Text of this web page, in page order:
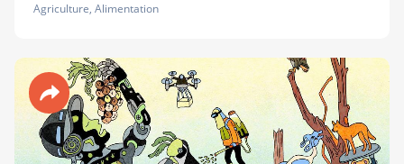
Agriculture, Alimentation
Revue 90°